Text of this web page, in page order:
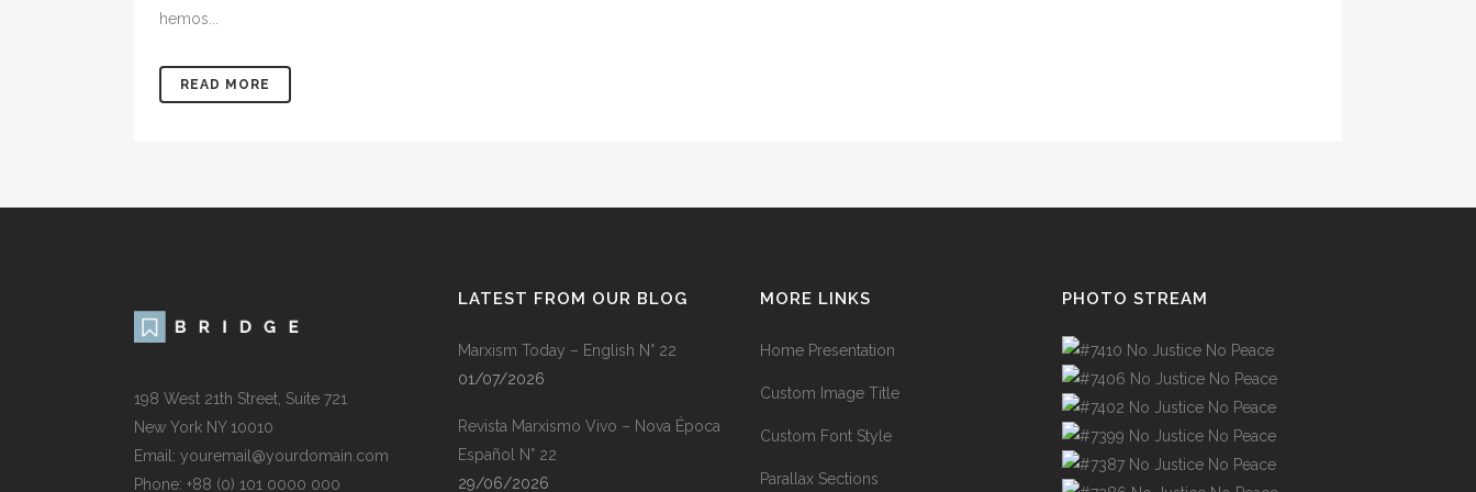
hemos...
READ MORE
198 West 21th Street, Suite 721
New York NY 10010
Email: youremail@yourdomain.com
Phone: +88 (0) 101 0000 000
LATEST FROM OUR BLOG
Marxism Today – English N° 22
01/07/2026
Revista Marxismo Vivo – Nova Época
Español N° 22
29/06/2026
MORE LINKS
Home Presentation
Custom Image Title
Custom Font Style
Parallax Sections
PHOTO STREAM